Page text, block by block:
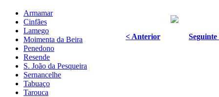
Armamar
Cinfães
Lamego
Moimenta da Beira
Penedono
Resende
S. João da Pesqueira
Sernancelhe
Tabuaço
Tarouca
< Anterior Seguinte